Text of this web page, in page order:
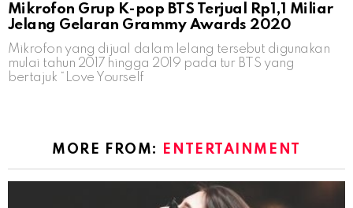
Mikrofon Grup K-pop BTS Terjual Rp1,1 Miliar
Jelang Gelaran Grammy Awards 2020
Mikrofon yang dijual dalam lelang tersebut digunakan
mulai tahun 2017 hingga 2019 pada tur BTS yang
bertajuk “Love Yourself
MORE FROM: ENTERTAINMENT